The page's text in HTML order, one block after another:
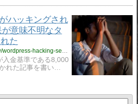
ハッキングされ
意味不明なタ
た
https://nobukoike.com/money/wordpress-hacking-security
入金基準である8,000
れた記事を書い…